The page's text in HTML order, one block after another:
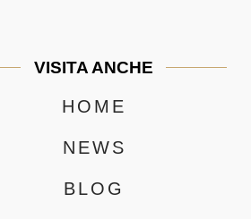
VISITA ANCHE
HOME
NEWS
BLOG